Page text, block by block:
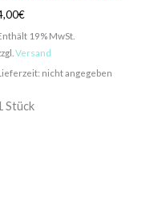
€
19% MwSt.
Versand
nicht angegeben
Stück